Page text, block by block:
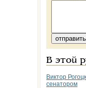
В этой
Виктор
сенатором